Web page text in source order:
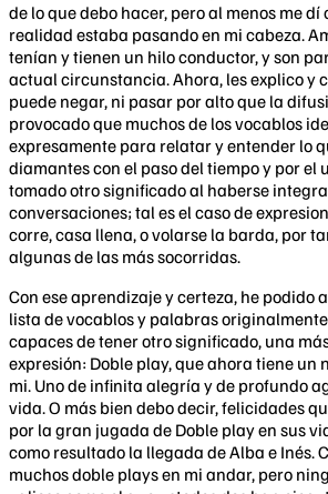
de lo que debo hacer, pero al menos me dí
realidad estaba pasando en mi cabeza.
tenían y tienen un hilo conductor, y son
actual circunstancia. Ahora, les explico y
puede negar, ni pasar por alto que la
provocado que muchos de los vocablos
expresamente para relatar y entender lo
diamantes con el paso del tiempo y por el
tomado otro significado al haberse
conversaciones; tal es el caso de
corre, casa llena, o volarse la barda, por
algunas de las más socorridas.
Con ese aprendizaje y certeza, he podido
lista de vocablos y palabras
capaces de tener otro significado, una
expresión: Doble play, que ahora tiene un
mi. Uno de infinita alegría y de profundo
vida. O más bien debo decir, felicidades
por la gran jugada de Doble play en sus
como resultado la llegada de Alba e Inés.
muchos doble plays en mi andar, pero